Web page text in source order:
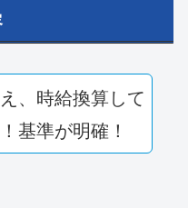
、時給換算して
基準が明確！